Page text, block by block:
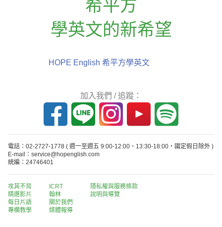
希平方
學英文的新希望
HOPE English 希平方學英文
加入我們 / 追蹤：
電話：02-2727-1778 ( 週一至週五 9:00-12:00、13:30-18:00，國定假日除外 )
E-mail：service@hopenglish.com
統編：24746401
攻其不背
精選影片
每日片語
專欄教學
ICRT
翰林
關於我們
媒體報導
隱私權與服務條款
說明與導覽